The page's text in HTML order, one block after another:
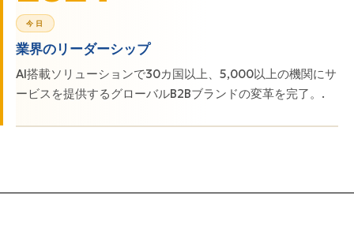
今日
業界のリーダーシップ
AI搭載ソリューションで30カ国以上、5,000以上の機関にサ
ービスを提供するグローバルB2Bブランドの変革を完了。.